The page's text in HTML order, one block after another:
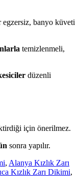
egzersiz, banyo küveti
temizlenmeli,
düzenli
için önerilmez.
sonra yapılır.
, Alanya Kızlık Zarı
Kızlık Zarı Dikimi,